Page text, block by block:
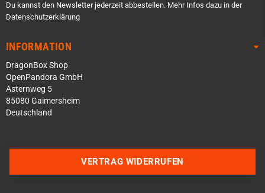
Du kannst den Newsletter jederzeit abbestellen. Mehr Infos dazu in der
Datenschutzerklärung
INFORMATION
DragonBox Shop
OpenPandora GmbH
Asternweg 5
85080 Gaimersheim
Deutschland
VERTRAG WIDERRUFEN